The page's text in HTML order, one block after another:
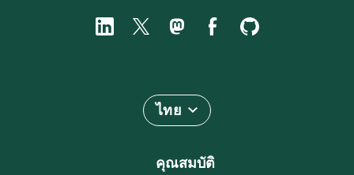
ไทย
คุณสมบัติ